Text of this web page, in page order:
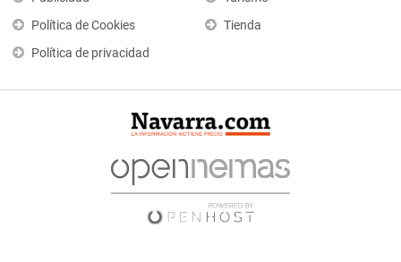
Política de Cookies
Política de privacidad
Tienda